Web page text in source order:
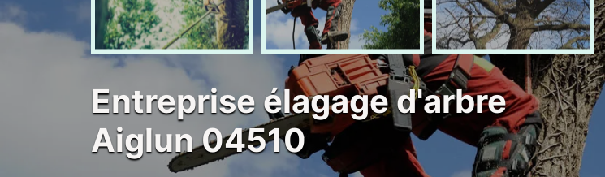
Entreprise élagage d'arbre
Aiglun 04510